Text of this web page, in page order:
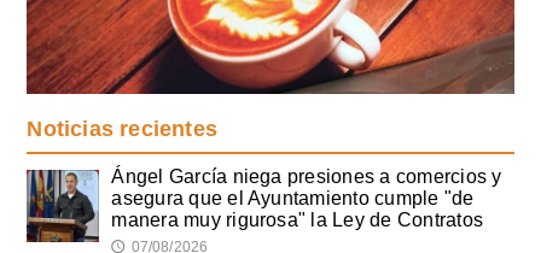
Noticias recientes
Ángel García niega presiones a comercios y
asegura que el Ayuntamiento cumple "de
manera muy rigurosa" la Ley de Contratos
🕔 07/08/2026